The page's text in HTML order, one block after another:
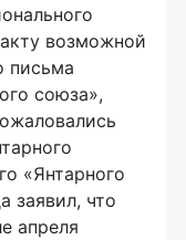
возможной
письма
союза»,
«Янтарного
заявил, что
апреля